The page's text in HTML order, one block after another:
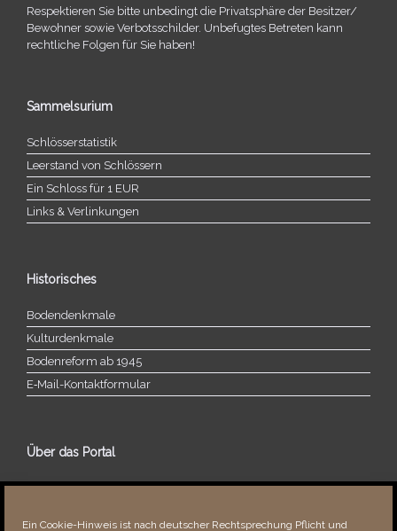
Ein Cookie-Hinweis ist nach deutscher Rechtsprechung Pflicht und
Respektieren Sie bitte unbe­dingt die Privatsphäre der Besitzer/​
Bewohner sowie Verbotsschilder. Unbefugtes Betreten kann
recht­li­che Folgen für Sie haben!
Sammelsurium
Schlösserstatistik
Leerstand von Schlössern
Ein Schloss für 1 EUR
Links & Verlinkungen
Historisches
Bodendenkmale
Kulturdenkmale
Bodenreform ab 1945
E‑Mail-​​Kontaktformular
Über das Portal
Über dieses Portal